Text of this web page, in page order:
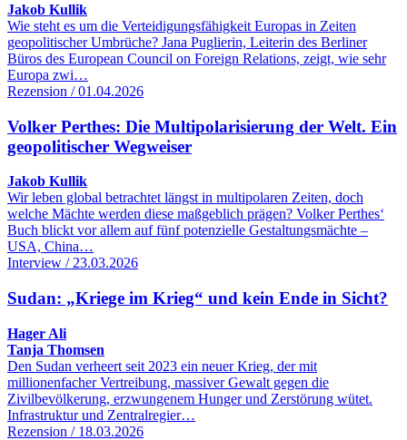
Jakob Kullik
Wie steht es um die Verteidigungsfähigkeit Europas in Zeiten
geopolitischer Umbrüche? Jana Puglierin, Leiterin des Berliner
Büros des European Council on Foreign Relations, zeigt, wie sehr
Europa zwi…
Rezension / 01.04.2026
Volker Perthes: Die Multipolarisierung der Welt. Ein
geopolitischer Wegweiser
Jakob Kullik
Wir leben global betrachtet längst in multipolaren Zeiten, doch
welche Mächte werden diese maßgeblich prägen? Volker Perthes‘
Buch blickt vor allem auf fünf potenzielle Gestaltungsmächte –
USA, China…
Interview / 23.03.2026
Sudan: „Kriege im Krieg“ und kein Ende in Sicht?
Hager Ali
Tanja Thomsen
Den Sudan verheert seit 2023 ein neuer Krieg, der mit
millionenfacher Vertreibung, massiver Gewalt gegen die
Zivilbevölkerung, erzwungenem Hunger und Zerstörung wütet.
Infrastruktur und Zentralregier…
Rezension / 18.03.2026